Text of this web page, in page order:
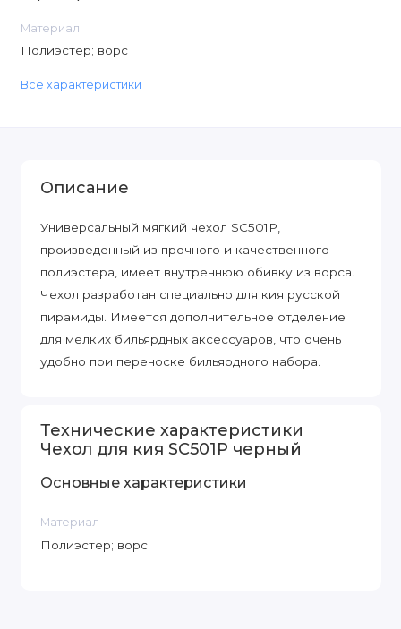
Материал
Полиэстер; ворс
Все характеристики
Описание
Универсальный мягкий чехол SC501P,
произведенный из прочного и качественного
полиэстера, имеет внутреннюю обивку из ворса.
Чехол разработан специально для кия русской
пирамиды. Имеется дополнительное отделение
для мелких бильярдных аксессуаров, что очень
удобно при переноске бильярдного набора.
Технические характеристики
Чехол для кия SC501P черный
Основные характеристики
Материал
Полиэстер; ворс